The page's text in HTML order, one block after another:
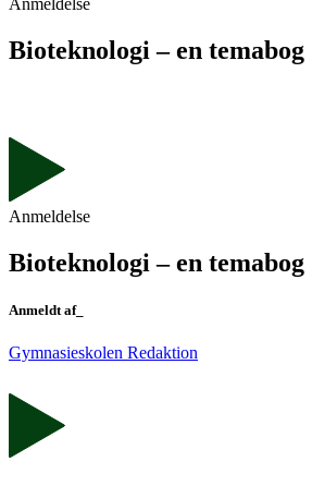
Anmeldelse
Bioteknologi – en temabog
Anmeldelse
Bioteknologi – en temabog
Anmeldt af_
Gymnasieskolen Redaktion